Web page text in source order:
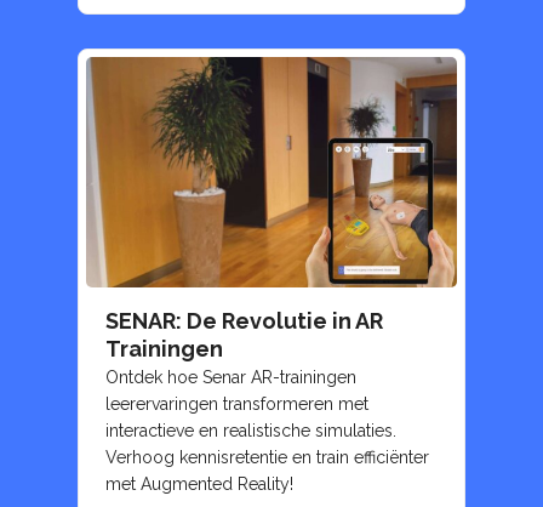
SENAR: De Revolutie in AR
Trainingen
Ontdek hoe Senar AR-trainingen
leerervaringen transformeren met
interactieve en realistische simulaties.
Verhoog kennisretentie en train efficiënter
met Augmented Reality!